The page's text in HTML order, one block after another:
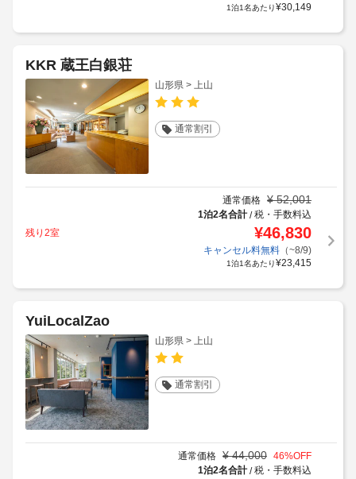
1泊1名あたり¥30,149
KKR 蔵王白銀荘
山形県 > 上山
通常割引
通常価格 ¥ 52,001
1泊2名合計/税・手数料込
残り2室
¥46,830
キャンセル料無料（~8/9)
1泊1名あたり¥23,415
YuiLocalZao
山形県 > 上山
通常割引
通常価格 ¥ 44,000 46%OFF
1泊2名合計/税・手数料込